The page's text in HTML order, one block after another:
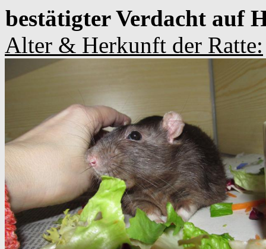
bestätigter Verdacht auf
Alter & Herkunft der Ratte: